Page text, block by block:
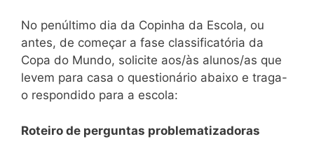
No penúltimo dia da Copinha da Escola, ou
antes, de começar a fase classificatória da
Copa do Mundo, solicite aos/às alunos/as que
levem para casa o questionário abaixo e traga-
o respondido para a escola:
Roteiro de perguntas problematizadoras